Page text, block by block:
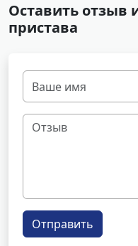
Оставить отзыв
пристава
Отправить